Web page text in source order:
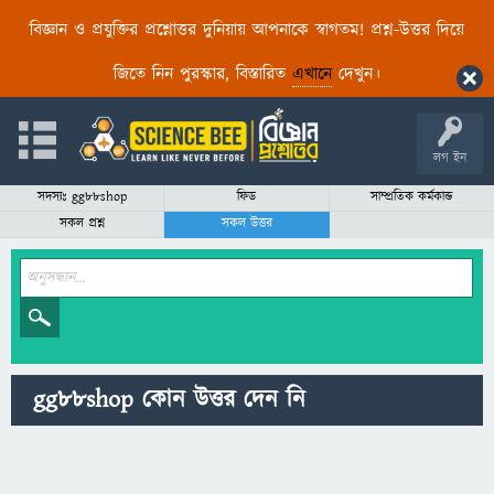
বিজ্ঞান ও প্রযুক্তির প্রশ্নোত্তর দুনিয়ায় আপনাকে স্বাগতম! প্রশ্ন-উত্তর দিয়ে
জিতে নিন পুরস্কার, বিস্তারিত এখানেদেখুন।
লগ ইন
সদস্যঃ gg88shop ফিড
সাম্প্রতিক কর্মকান্ড
সকল প্রশ্ন
সকল উত্তর
gg88shop কোন উত্তর দেন নি